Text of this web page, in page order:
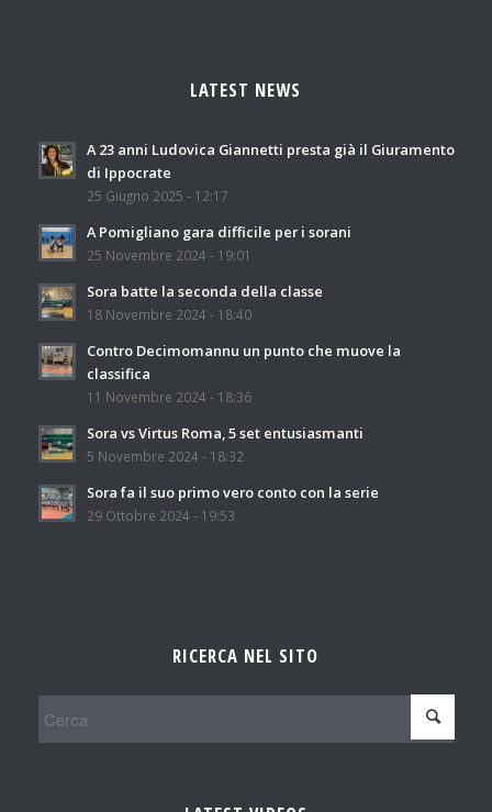
LATEST NEWS
A 23 anni Ludovica Giannetti presta già il Giuramento
di Ippocrate
25 Giugno 2025 - 12:17
A Pomigliano gara difficile per i sorani
25 Novembre 2024 - 19:01
Sora batte la seconda della classe
18 Novembre 2024 - 18:40
Contro Decimomannu un punto che muove la
classifica
11 Novembre 2024 - 18:36
Sora vs Virtus Roma, 5 set entusiasmanti
5 Novembre 2024 - 18:32
Sora fa il suo primo vero conto con la serie
29 Ottobre 2024 - 19:53
RICERCA NEL SITO